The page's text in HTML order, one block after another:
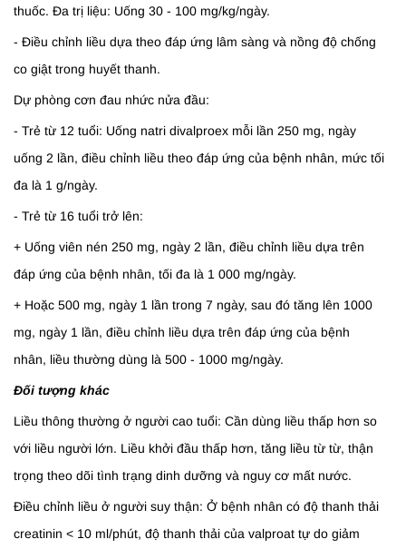
thuốc. Đa trị liệu: Uống 30 - 100 mg/kg/ngày.
- Điều chỉnh liều dựa theo đáp ứng lâm sàng và nồng độ chống
co giật trong huyết thanh.
Dự phòng cơn đau nhức nửa đầu:
- Trẻ từ 12 tuổi: Uống natri divalproex mỗi lần 250 mg, ngày
uống 2 lần, điều chỉnh liều theo đáp ứng của bệnh nhân, mức tối
đa là 1 g/ngày.
- Trẻ từ 16 tuổi trở lên:
+ Uống viên nén 250 mg, ngày 2 lần, điều chỉnh liều dựa trên
đáp ứng của bệnh nhân, tối đa là 1 000 mg/ngày.
+ Hoặc 500 mg, ngày 1 lần trong 7 ngày, sau đó tăng lên 1000
mg, ngày 1 lần, điều chỉnh liều dựa trên đáp ứng của bệnh
nhân, liều thường dùng là 500 - 1000 mg/ngày.
Đối tượng khác
Liều thông thường ở người cao tuổi: Cần dùng liều thấp hơn so
với liều người lớn. Liều khởi đầu thấp hơn, tăng liều từ từ, thận
trọng theo dõi tình trạng dinh dưỡng và nguy cơ mất nước.
Điều chỉnh liều ở người suy thận: Ở bệnh nhân có độ thanh thải
creatinin < 10 ml/phút, độ thanh thải của valproat tự do giảm